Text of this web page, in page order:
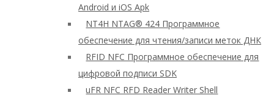
Android и iOS Apk
NT4H NTAG® 424 Программное
обеспечение для чтения/записи меток ДНК
RFID NFC Программное обеспечение для
цифровой подписи SDK
uFR NFC RFD Reader Writer Shell